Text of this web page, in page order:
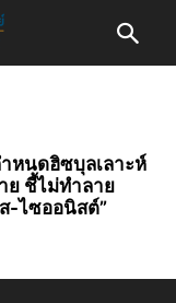
หนดฮิซบุลเลาะห์
ย ชี้ไม่ทำลาย
-ไซออนิสต์”